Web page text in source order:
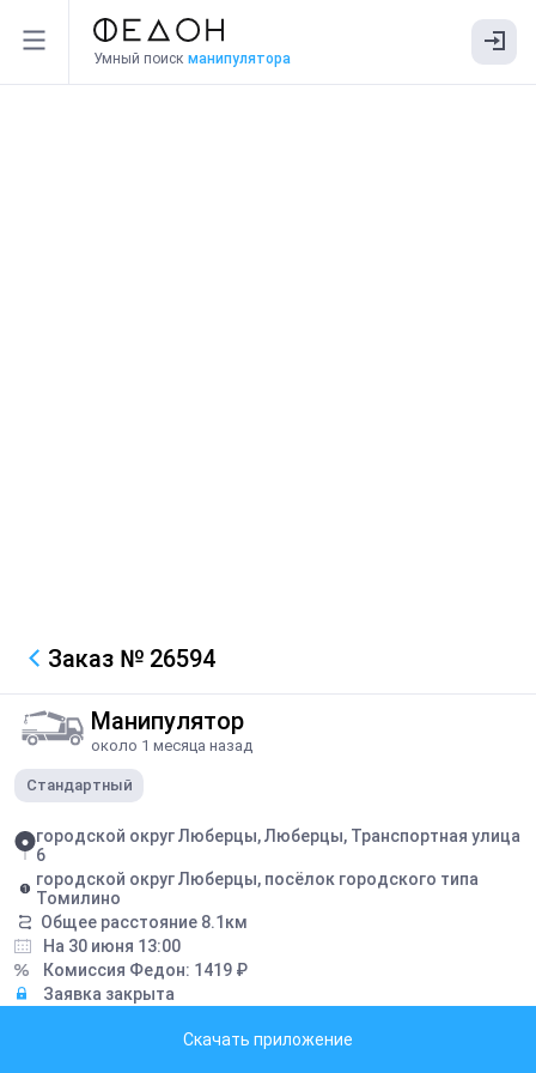
Умный поиск манипулятора
Заказ № 26594
Манипулятор
около 1 месяца назад
Стандартный
городской округ Люберцы, Люберцы, Транспортная улица
6
городской округ Люберцы, посёлок городского типа
Томилино
Общее расстояние 8.1 км
На 30 июня 13:00
Комиссия Федон: 1419 ₽
Заявка закрыта
Грузоподъемность борта:5 тонн
Скачать приложение